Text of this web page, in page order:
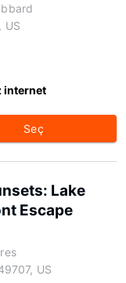
US
internet
Seç
Lake
Escape
US